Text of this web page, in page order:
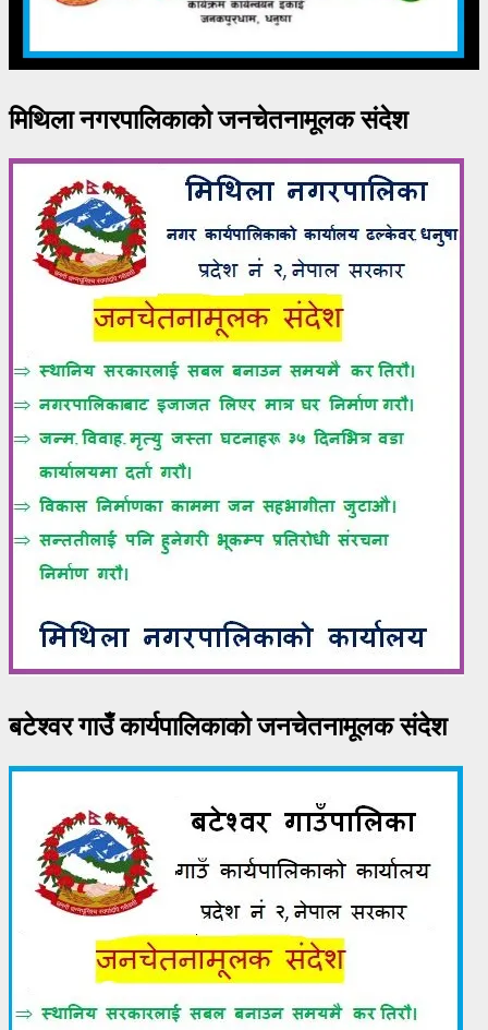
मिथिला नगरपालिकाको जनचेतनामूलक संदेश
बटेश्वर गाउँ कार्यपालिकाको जनचेतनामूलक संदेश